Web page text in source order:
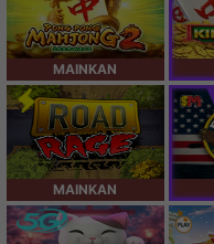
MAINKAN
MAINKAN